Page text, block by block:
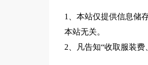
1、本站仅提供信息储
本站无关。
2、凡告知“收取服装